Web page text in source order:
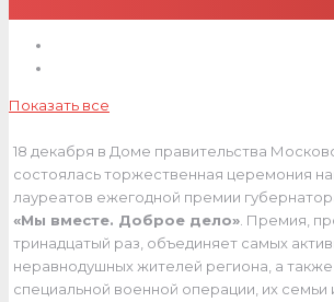
Показать все
18 декабря в Доме правительства
состоялась торжественная церемония
лауреатов ежегодной премии
«Мы вместе. Доброе дело» . Премия,
тринадцатый раз, объединяет самых
неравнодушных жителей региона, а также
специальной военной операции, их семьи